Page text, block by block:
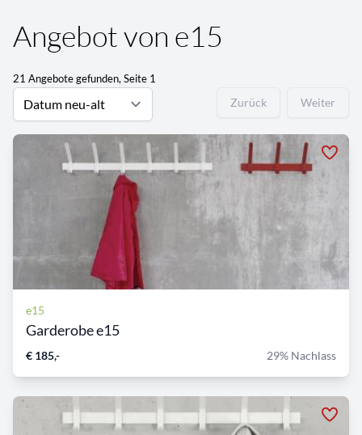
Angebot von e15
21 Angebote gefunden, Seite 1
Zurück Weiter
e15
Garderobe e15
€ 185,- 29% Nachlass